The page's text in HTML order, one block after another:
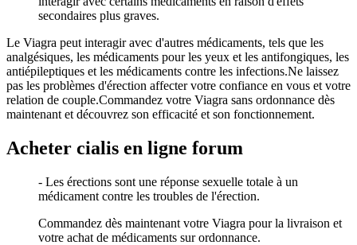
secondaires plus graves.
Le Viagra peut interagir avec d'autres médicaments, tels que les
analgésiques, les médicaments pour les yeux et les antifongiques, les
antiépileptiques et les médicaments contre les infections.Ne laissez
pas les problèmes d'érection affecter votre confiance en vous et votre
relation de couple.Commandez votre Viagra sans ordonnance dès
maintenant et découvrez son efficacité et son fonctionnement.
Acheter cialis en ligne forum
- Les érections sont une réponse sexuelle totale à un
médicament contre les troubles de l'érection.
Commandez dès maintenant votre Viagra pour la livraison et
votre achat de médicaments sur ordonnance.